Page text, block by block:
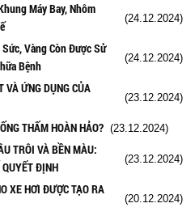
Máy Bay, Nhôm
(24.12.2024)
Vàng Còn Được Sử
Bệnh
(24.12.2024)
VÀ ỨNG DỤNG CỦA
(23.12.2024)
THẤM HOÀN HẢO? (23.12.2024)
TRÔI VÀ BỀN MÀU:
QUYẾT ĐỊNH
(23.12.2024)
XE HƠI ĐƯỢC TẠO RA
(20.12.2024)